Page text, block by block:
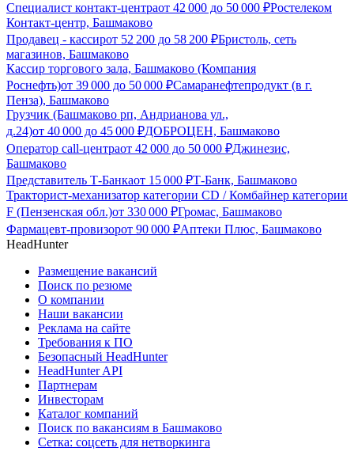
Специалист контакт-центраот 42 000 до 50 000 ₽Ростелеком
Контакт-центр, Башмаково
Продавец - кассирот 52 200 до 58 200 ₽Бристоль, сеть
магазинов, Башмаково
Кассир торгового зала, Башмаково (Компания
Роснефть)от 39 000 до 50 000 ₽Самаранефтепродукт (в г.
Пенза), Башмаково
Грузчик (Башмаково рп, Андрианова ул.,
д.24)от 40 000 до 45 000 ₽ДОБРОЦЕН, Башмаково
Оператор call-центраот 42 000 до 50 000 ₽Джинезис,
Башмаково
Представитель Т-Банкаот 15 000 ₽Т-Банк, Башмаково
Тракторист-механизатор категории CD / Комбайнер категории
F (Пензенская обл.)от 330 000 ₽Громас, Башмаково
Фармацевт-провизорот 90 000 ₽Аптеки Плюс, Башмаково
HeadHunter
Размещение вакансий
Поиск по резюме
О компании
Наши вакансии
Реклама на сайте
Требования к ПО
Безопасный HeadHunter
HeadHunter API
Партнерам
Инвесторам
Каталог компаний
Поиск по вакансиям в Башмаково
Сетка: соцсеть для нетворкинга